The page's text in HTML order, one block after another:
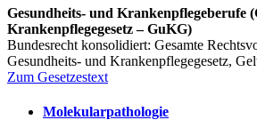
Gesundheits- und Krankenpflegeberufe
Krankenpflegegesetz – GuKG)
Bundesrecht konsolidiert: Gesamte
Gesundheits- und Krankenpflegegesetz,
Zum Gesetzestext
Molekularpathologie